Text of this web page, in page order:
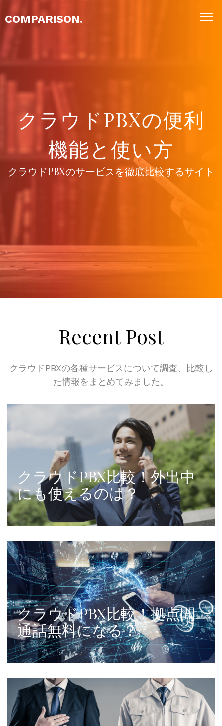
COMPARISON.
クラウドPBXの便利
機能と使い方
クラウドPBXのサービスを徹底比較するサイト
Recent Post
クラウドPBXの各種サービスについて調査、比較し
た情報をまとめてみました。
クラウドPBX比較！外出中
にも使えるのは？
クラウドPBX比較！拠点間
通話無料になる？